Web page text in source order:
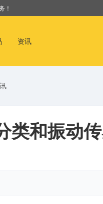
！
资讯
类和振动